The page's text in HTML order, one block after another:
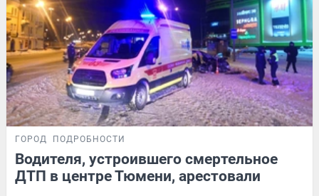
ГОРОД ПОДРОБНОСТИ
Водителя, устроившего смертельное
ДТП в центре Тюмени, арестовали